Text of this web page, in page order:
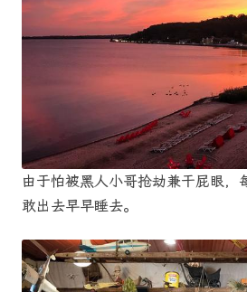
由于怕被黑人小哥抢劫兼干屁眼，
敢出去早早睡去。